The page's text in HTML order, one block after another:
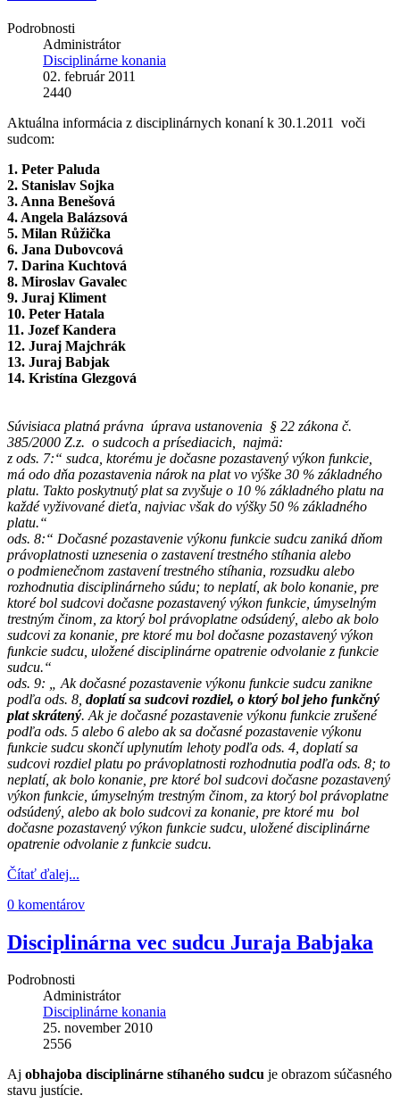
Podrobnosti
Administrátor
Disciplinárne konania
02. február 2011
2440
Aktuálna informácia z disciplinárnych konaní k 30.1.2011 voči
sudcom:
1. Peter Paluda
2. Stanislav Sojka
3. Anna Benešová
4. Angela Balázsová
5. Milan Růžička
6. Jana Dubovcová
7. Darina Kuchtová
8. Miroslav Gavalec
9. Juraj Kliment
10. Peter Hatala
11. Jozef Kandera
12. Juraj Majchrák
13. Juraj Babjak
14. Kristína Glezgová
Súvisiaca platná právna úprava ustanovenia § 22 zákona č.
385/2000 Z.z. o sudcoch a prísediacich, najmä:
z ods. 7:“ sudca, ktorému je dočasne pozastavený výkon funkcie,
má odo dňa pozastavenia nárok na plat vo výške 30 % základného
platu. Takto poskytnutý plat sa zvyšuje o 10 % základného platu na
každé vyživované dieťa, najviac však do výšky 50 % základného
platu.“
ods. 8:“ Dočasné pozastavenie výkonu funkcie sudcu zaniká dňom
právoplatnosti uznesenia o zastavení trestného stíhania alebo
o podmienečnom zastavení trestného stíhania, rozsudku alebo
rozhodnutia disciplinárneho súdu; to neplatí, ak bolo konanie, pre
ktoré bol sudcovi dočasne pozastavený výkon funkcie, úmyselným
trestným činom, za ktorý bol právoplatne odsúdený, alebo ak bolo
sudcovi za konanie, pre ktoré mu bol dočasne pozastavený výkon
funkcie sudcu, uložené disciplinárne opatrenie odvolanie z funkcie
sudcu.“
ods. 9: „ Ak dočasné pozastavenie výkonu funkcie sudcu zanikne
podľa ods. 8, doplatí sa sudcovi rozdiel, o ktorý bol jeho funkčný
plat skrátený. Ak je dočasné pozastavenie výkonu funkcie zrušené
podľa ods. 5 alebo 6 alebo ak sa dočasné pozastavenie výkonu
funkcie sudcu skončí uplynutím lehoty podľa ods. 4, doplatí sa
sudcovi rozdiel platu po právoplatnosti rozhodnutia podľa ods. 8; to
neplatí, ak bolo konanie, pre ktoré bol sudcovi dočasne pozastavený
výkon funkcie, úmyselným trestným činom, za ktorý bol právoplatne
odsúdený, alebo ak bolo sudcovi za konanie, pre ktoré mu bol
dočasne pozastavený výkon funkcie sudcu, uložené disciplinárne
opatrenie odvolanie z funkcie sudcu.
Čítať ďalej...
0 komentárov
Disciplinárna vec sudcu Juraja Babjaka
Podrobnosti
Administrátor
Disciplinárne konania
25. november 2010
2556
Aj obhajoba disciplinárne stíhaného sudcu je obrazom súčasného
stavu justície.